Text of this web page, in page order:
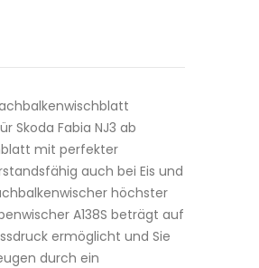
Skoda Fabia NJ3 ab
mit perfekter
auch bei Eis und
höchster
A138S beträgt auf
ermöglicht und Sie
durch ein